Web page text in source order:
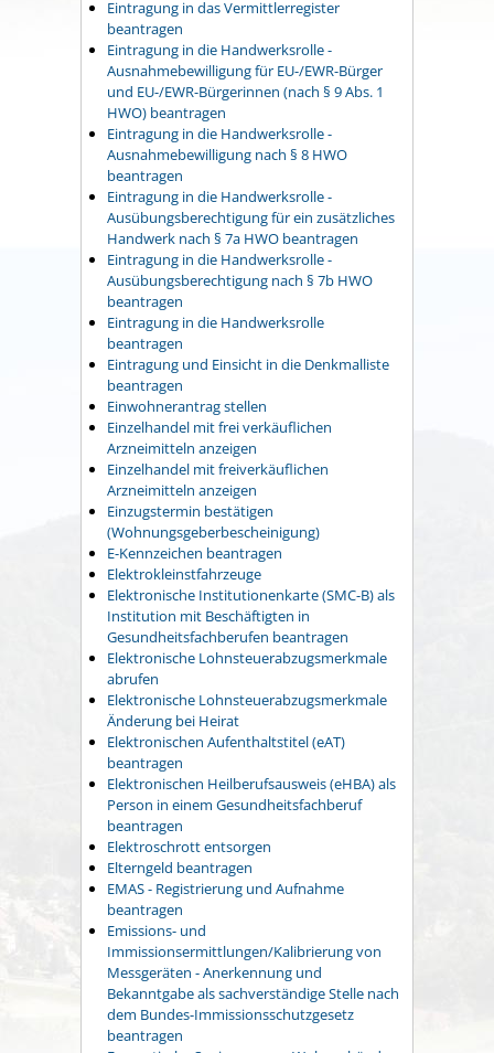
Eintragung in das Vermittlerregister
beantragen
Eintragung in die Handwerksrolle -
Ausnahmebewilligung für EU-/EWR-Bürger
und EU-/EWR-Bürgerinnen (nach § 9 Abs. 1
HWO) beantragen
Eintragung in die Handwerksrolle -
Ausnahmebewilligung nach § 8 HWO
beantragen
Eintragung in die Handwerksrolle -
Ausübungsberechtigung für ein zusätzliches
Handwerk nach § 7a HWO beantragen
Eintragung in die Handwerksrolle -
Ausübungsberechtigung nach § 7b HWO
beantragen
Eintragung in die Handwerksrolle
beantragen
Eintragung und Einsicht in die Denkmalliste
beantragen
Einwohnerantrag stellen
Einzelhandel mit frei verkäuflichen
Arzneimitteln anzeigen
Einzelhandel mit freiverkäuflichen
Arzneimitteln anzeigen
Einzugstermin bestätigen
(Wohnungsgeberbescheinigung)
E-Kennzeichen beantragen
Elektrokleinstfahrzeuge
Elektronische Institutionenkarte (SMC-B) als
Institution mit Beschäftigten in
Gesundheitsfachberufen beantragen
Elektronische Lohnsteuerabzugsmerkmale
abrufen
Elektronische Lohnsteuerabzugsmerkmale
Änderung bei Heirat
Elektronischen Aufenthaltstitel (eAT)
beantragen
Elektronischen Heilberufsausweis (eHBA) als
Person in einem Gesundheitsfachberuf
beantragen
Elektroschrott entsorgen
Elterngeld beantragen
EMAS - Registrierung und Aufnahme
beantragen
Emissions- und
Immissionsermittlungen/Kalibrierung von
Messgeräten - Anerkennung und
Bekanntgabe als sachverständige Stelle nach
dem Bundes-Immissionsschutzgesetz
beantragen